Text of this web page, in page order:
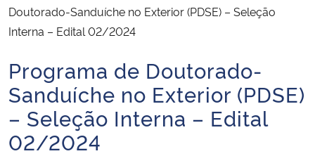
Ministério da Economia
Ministério da Infraestrutura
Ministério da Agricultura, Pecuária e Abastecimento
Ministério da Educação
Doutorado-Sanduíche no Exterior (PDSE) – Seleção
Interna – Edital 02/2024
Início do conteúdo
Programa de Doutorado-
Sanduíche no Exterior (PDSE)
– Seleção Interna – Edital
02/2024